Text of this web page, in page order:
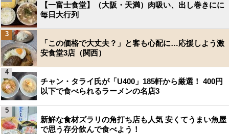
【一富士食堂】（大阪・天満）肉吸い、出し巻きにに
毎日大行列
「この価格で大丈夫？」と客も心配に…応援しよう激
安食堂3店（関西）
3
チャン・タライ氏が「U400」185軒から厳選！ 400円
以下で食べられるラーメンの名店3
4
新鮮な食材ズラリの角打ち店も人気 安くてうまい魚屋
で思う存分飲んで食べよう！
5